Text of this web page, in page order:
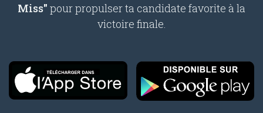
Miss" pour propulser ta candidate favorite à la
victoire finale.